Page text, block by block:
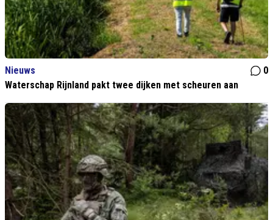
Nieuws
0
Waterschap Rijnland pakt twee dijken met scheuren aan